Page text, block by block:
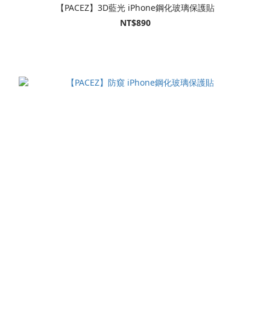
【PACEZ】3D藍光 iPhone鋼化玻璃保護貼
NT$890